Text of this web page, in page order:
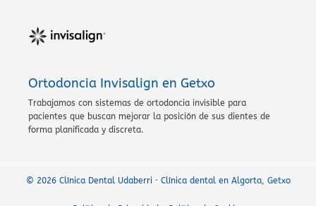
Ortodoncia Invisalign en Getxo
Trabajamos con sistemas de ortodoncia invisible para
pacientes que buscan mejorar la posición de sus dientes de
forma planificada y discreta.
© 2026 Clínica Dental Udaberri · Clínica dental en Algorta, Getxo